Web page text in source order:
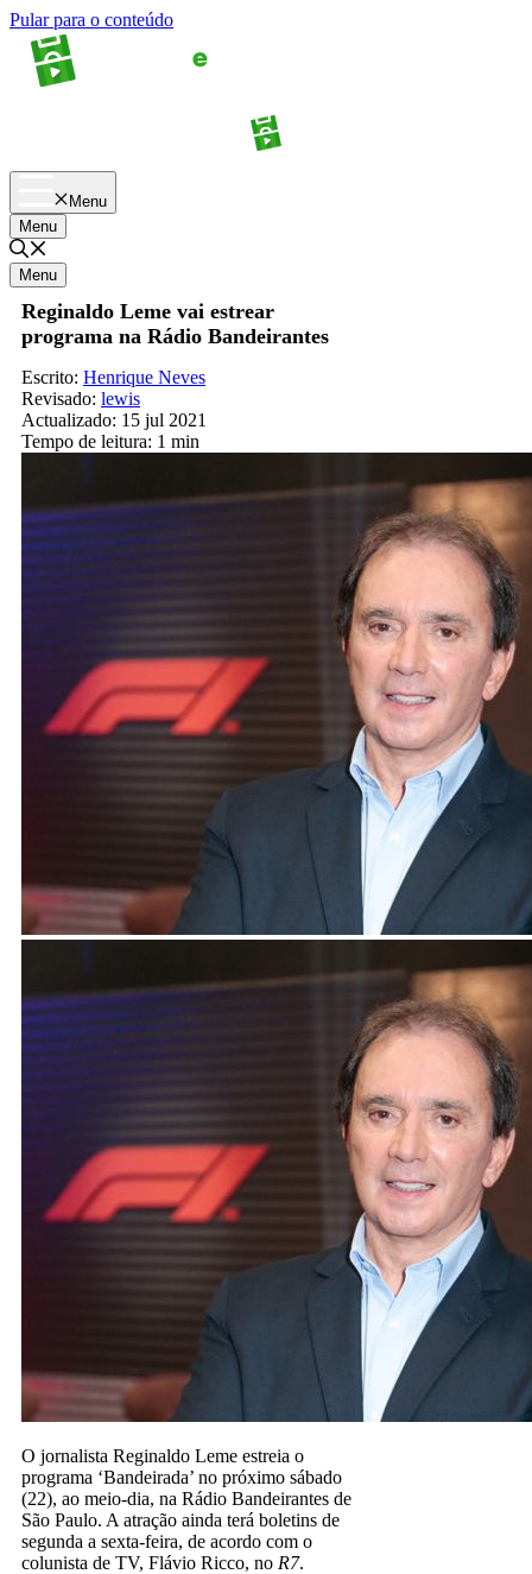
Pular para o conteúdo
Menu
Menu
Menu
Reginaldo Leme vai estrear
programa na Rádio Bandeirantes
Escrito: Henrique Neves
Revisado: lewis
Actualizado: 15 jul 2021
Tempo de leitura: 1 min
O jornalista Reginaldo Leme estreia o
programa ‘Bandeirada’ no próximo sábado
(22), ao meio-dia, na Rádio Bandeirantes de
São Paulo. A atração ainda terá boletins de
segunda a sexta-feira, de acordo com o
colunista de TV, Flávio Ricco, no R7.